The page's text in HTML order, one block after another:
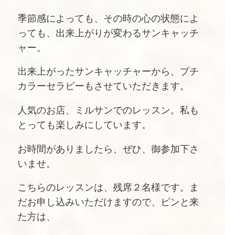
季節感によっても、その時の心の状態によ
っても、出来上がりが変わるサンキャッチ
ャー。
出来上がったサンキャッチャーから、プチ
カラーセラピーもさせていただきます。
人気のお店、 ミルサンでのレッスン。私も
とっても楽しみにしています。
お時間がありましたら、ぜひ、御参加下さ
いませ。
こちらのレッスンは、残席２名様です。ま
だお申し込みいただけますので、ピンと来
た方は、